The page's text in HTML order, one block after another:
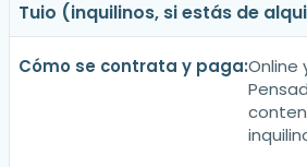
Tuio (inquilinos, si estás de
Online